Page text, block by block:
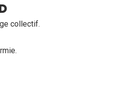
collectif.